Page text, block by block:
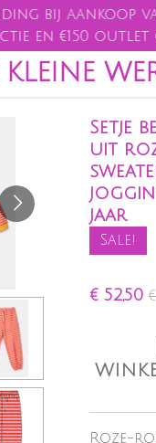
KLEINE
bij aankoop
en €150
Setje
uit
jaar
Sale!
€ 52,50
Roze-